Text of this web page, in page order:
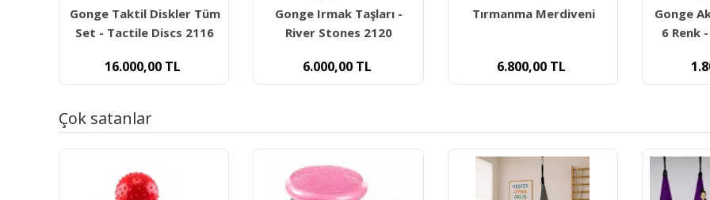
Gonge Irmak Taşları -
River Stones 2120
6.000,00TL
Tırmanma Merdiveni
6.800,00TL
Gonge Aktivite Halkaları
1.800,00 TL
Terapi
Çok satanlar